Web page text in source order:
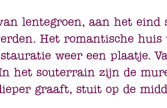
lentegroen, aan het eind
Het romantische
weer een plaatje.
het souterrain zijn de
graaft, stuit op de